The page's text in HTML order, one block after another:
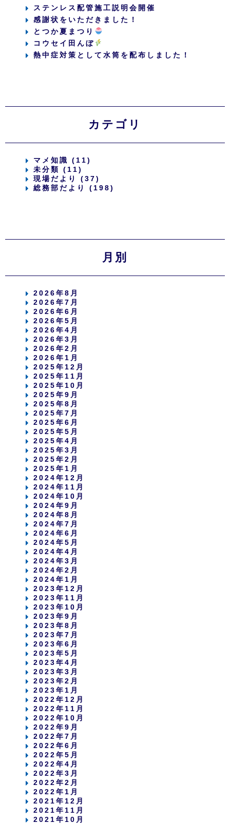
ステンレス配管施工説明会開催
感謝状をいただきました！
とつか夏まつり
コウセイ田んぼ
熱中症対策として水筒を配布しました！
カテゴリ
マメ知識 (11)
未分類 (11)
現場だより (37)
総務部だより (198)
月別
2026年8月
2026年7月
2026年6月
2026年5月
2026年4月
2026年3月
2026年2月
2026年1月
2025年12月
2025年11月
2025年10月
2025年9月
2025年8月
2025年7月
2025年6月
2025年5月
2025年4月
2025年3月
2025年2月
2025年1月
2024年12月
2024年11月
2024年10月
2024年9月
2024年8月
2024年7月
2024年6月
2024年5月
2024年4月
2024年3月
2024年2月
2024年1月
2023年12月
2023年11月
2023年10月
2023年9月
2023年8月
2023年7月
2023年6月
2023年5月
2023年4月
2023年3月
2023年2月
2023年1月
2022年12月
2022年11月
2022年10月
2022年9月
2022年7月
2022年6月
2022年5月
2022年4月
2022年3月
2022年2月
2022年1月
2021年12月
2021年11月
2021年10月